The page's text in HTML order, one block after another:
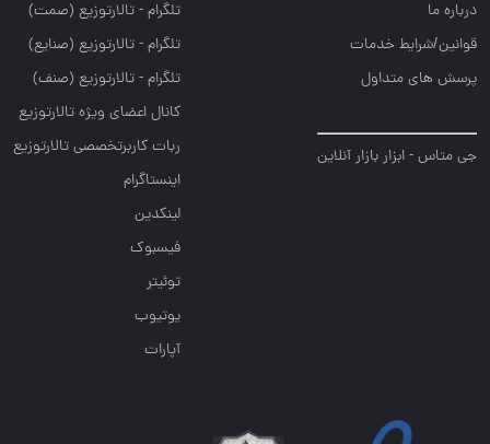
درباره ما
قوانین/شرایط خدمات
پرسش های متداول
جی متاس - ابزار بازار آنلاین
تلگرام - تالارتوزيع (صمت)
تلگرام - تالارتوزيع (صنايع)
تلگرام - تالارتوزیع (صنف)
کانال اعضای ویژه تالارتوزیع
ربات کاربرتخصصی تالارتوزیع
اینستاگرام
لینکدین
فیسبوک
توئیتر
یوتیوب
آپارات